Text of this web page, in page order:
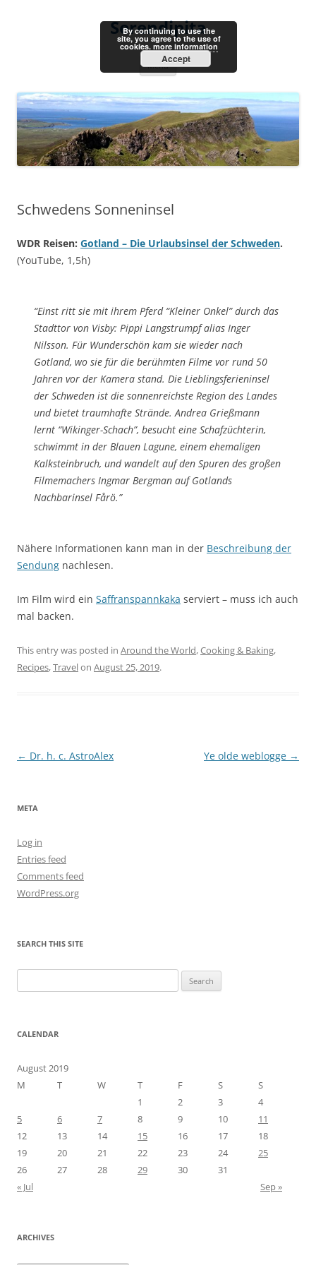
Serendipita
Menu
Schwedens Sonneninsel
WDR Reisen: Gotland – Die Urlaubsinsel der Schweden.
(YouTube, 1,5h)
“Einst ritt sie mit ihrem Pferd “Kleiner Onkel” durch das
Stadttor von Visby: Pippi Langstrumpf alias Inger
Nilsson. Für Wunderschön kam sie wieder nach
Gotland, wo sie für die berühmten Filme vor rund 50
Jahren vor der Kamera stand. Die Lieblingsferieninsel
der Schweden ist die sonnenreichste Region des Landes
und bietet traumhafte Strände. Andrea Grießmann
lernt “Wikinger-Schach”, besucht eine Schafzüchterin,
schwimmt in der Blauen Lagune, einem ehemaligen
Kalksteinbruch, und wandelt auf den Spuren des großen
Filmemachers Ingmar Bergman auf Gotlands
Nachbarinsel Fårö.”
Nähere Informationen kann man in der Beschreibung der
Sendung nachlesen.
Im Film wird ein Saffranspannkaka serviert – muss ich auch
mal backen.
This entry was posted in Around the World,Cooking & Baking,
Recipes,Travelon August 25, 2019.
Post
← Dr. h. c. AstroAlex Ye olde weblogge →
META
Log in
Entries feed
Comments feed
WordPress.org
SEARCH THIS SITE
for:
CALENDAR
August 2019
M
T W T F S
S
1
2 3
4
5
6 7 8 9 10
11
12
13 14 15 16 17
18
19
20 21 22 23 24
25
26
27 28 29 30
31
« Jul
Sep »
ARCHIVES
By continuing to use the
site, you agree to the use of
cookies. more information
Accept